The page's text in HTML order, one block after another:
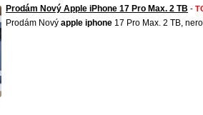
Prodám Nový Apple iPhone 17 Pro Max. 2 TB -
Prodám Nový apple iphone 17 Pro Max. 2 TB,